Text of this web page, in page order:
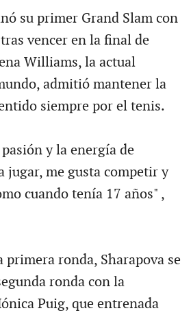
su primer Grand Slam con
vencer en la final de
Williams, la actual
admitió mantener la
siempre por el tenis.
y la energía de
jugar, me gusta competir y
cuando tenía 17 años" ,
primera ronda, Sharapova se
ronda con la
Puig, que entrenada